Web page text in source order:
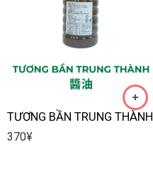
TƯƠNG BẦN TRUNG THÀNH
370¥